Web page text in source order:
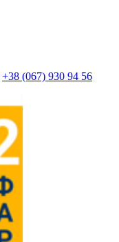
+38 (067) 930 94 56